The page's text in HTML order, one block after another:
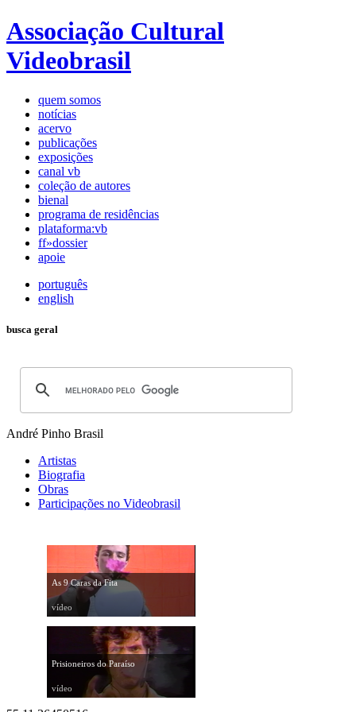
Associação Cultural
Videobrasil
quem somos
notícias
acervo
publicações
exposições
canal vb
coleção de autores
bienal
programa de residências
plataforma:vb
ff»dossier
apoie
português
english
busca geral
André Pinho Brasil
Artistas
Biografia
Obras
Participações no Videobrasil
As 9 Caras da Fita
vídeo
Prisioneiros do Paraíso
vídeo